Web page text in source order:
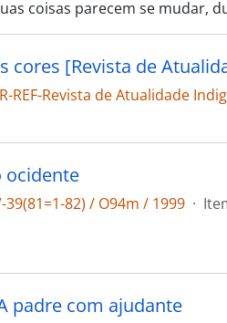
coisas parecem se mudar,
cores [Revista de
REF-Revista de Atualidade
ocidente
39(81=1-82) / O94m / 1999 ·
padre com ajudante